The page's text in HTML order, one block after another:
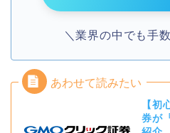
＼業界の中でも手
【初
券が